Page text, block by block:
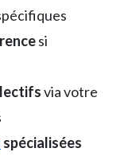
si
via votre
spécialisées